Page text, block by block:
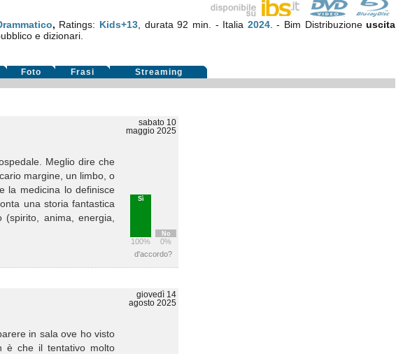
, Ratings: Kids+13 , durata 92 min. - Italia 2024. - Bim Distribuzioneuscita
e dizionari.
Foto Frasi Streaming
sabato 10
maggio 2025
Sì
100%
No
0%
Meglio dire che
margine, un limbo, o
la medicina lo definisce
una storia fantastica
anima, energia,
d'accordo?
giovedì 14
agosto 2025
in sala ove ho visto
è che il tentativo molto